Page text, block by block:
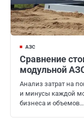
АЗС
Сравнение
модульной
Анализ затрат на
и минусы каждой
бизнеса и объемов…